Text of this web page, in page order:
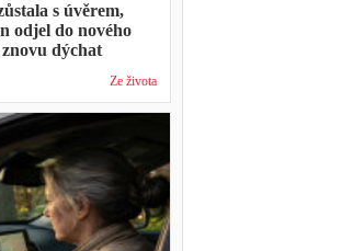
s úvěrem,
odjel do nového
dýchat
Ze života